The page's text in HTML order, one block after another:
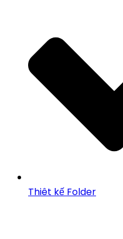
Thiêt kế Folder